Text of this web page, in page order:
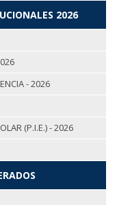
2026
- 2026
(P.I.E.) - 2026